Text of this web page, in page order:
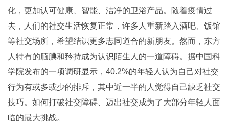
化，更加认可健康、智能、洁净的卫浴产品。随着疫情过
去，人们的社交生活恢复正常，许多人重新踏入酒吧、饭馆
等社交场所，希望结识更多志同道合的新朋友。然而，东方
人特有的腼腆和矜持成为认识陌生人的一道障碍。据中国科
学院发布的一项调研显示，40.2%的年轻人认为自己对社交
行为有或多或少的排斥，其中近一半的人觉得自己缺乏社交
技巧。如何打破社交障碍、迈出社交成为了大部分年轻人面
临的最大挑战。